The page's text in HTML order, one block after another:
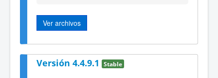
Ver archivos
Versión 4.4.9.1 Stable